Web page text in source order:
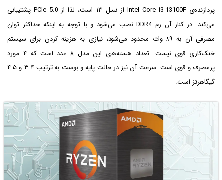
پردازنده‌ی Intel Core i3-13100F از نسل ۱۳ است، لذا از PCIe 5.0 پشتیبانی
می‌کند. در کنار آن رم DDR4 نصب می‌شود و با توجه به اینکه حداکثر توان
مصرفی آن به ۸۹ وات محدود می‌شود، نیازی به هزینه کردن برای سیستم
خنک‌کاری قوی نیست. تعداد هسته‌های این مدل ۸ عدد است که ۴ مورد
پرمصرف و قوی است. سرعت آن نیز در حالت پایه و بوست به ترتیب ۳.۴ و ۴.۵
گیگاهرتز است.